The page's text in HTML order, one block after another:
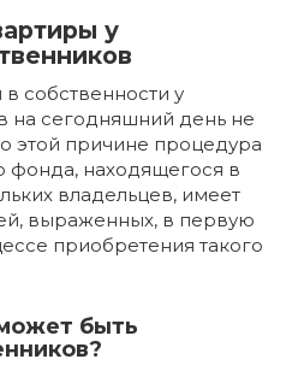
у
собственности у
на сегодняшний день не
этой причине процедура
фонда, находящегося в
владельцев, имеет
выраженных, в первую
приобретения такого
быть